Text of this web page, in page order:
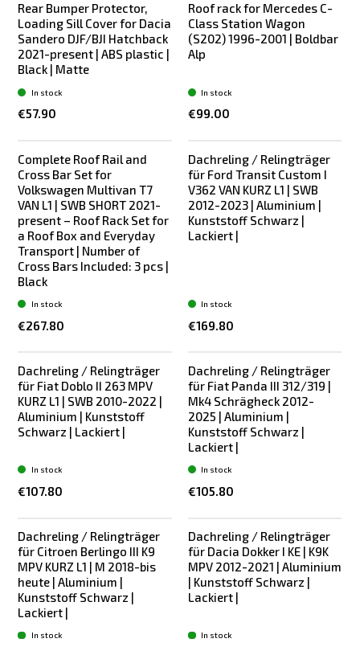
Rear Bumper Protector,
Loading Sill Cover for Dacia
Sandero DJF/BJI Hatchback
2021-present | ABS plastic |
Black | Matte
€57.90
In stock
New
Roof rack for Mercedes C-
Class Station Wagon
(S202) 1996-2001 | Boldbar
Alp
€99.00
In stock
Complete Roof Rail and
Cross Bar Set for
Volkswagen Multivan T7
VAN L1 | SWB SHORT 2021-
present – Roof Rack Set for
a Roof Box and Everyday
Transport | Number of
Cross Bars Included: 3 pcs |
Black
€267.80
In stock
Dachreling / Relingträger
für Ford Transit Custom I
V362 VAN KURZ L1 | SWB
2012-2023 | Aluminium |
Kunststoff Schwarz |
Lackiert |
€169.80
In stock
Dachreling / Relingträger
für Fiat Doblo II 263 MPV
KURZ L1 | SWB 2010-2022 |
Aluminium | Kunststoff
Schwarz | Lackiert |
€107.80
In stock
Dachreling / Relingträger
für Fiat Panda III 312/319 |
Mk4 Schrägheck 2012-
2025 | Aluminium |
Kunststoff Schwarz |
Lackiert |
€105.80
In stock
Dachreling / Relingträger
für Citroen Berlingo III K9
MPV KURZ L1 | M 2018-bis
heute | Aluminium |
Kunststoff Schwarz |
Lackiert |
In stock
Dachreling / Relingträger
für Dacia Dokker I KE | K9K
MPV 2012-2021 | Aluminium
| Kunststoff Schwarz |
Lackiert |
In stock